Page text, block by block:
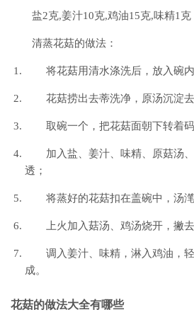
盐2克,姜汁10克,鸡油15克,味精1克
清蒸花菇的做法：
将花菇用清水涤洗后，放入碗
花菇捞出去蒂洗净，原汤沉淀
取碗一个，把花菇面朝下转着
加入盐、姜汁、味精、原菇汤
透；
将蒸好的花菇扣在盖碗中，汤
上火加入菇汤、鸡汤烧开，撇
调入姜汁、味精，淋入鸡油，
成。
花菇的做法大全有哪些